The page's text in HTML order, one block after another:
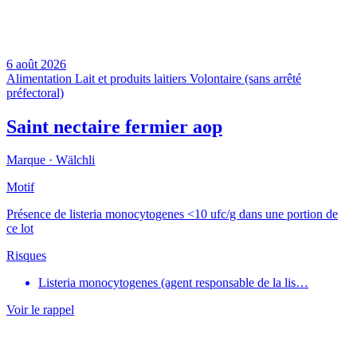
6 août 2026
Alimentation Lait et produits laitiers Volontaire (sans arrêté
préfectoral)
Saint nectaire fermier aop
Marque · Wälchli
Motif
Présence de listeria monocytogenes <10 ufc/g dans une portion de
ce lot
Risques
Listeria monocytogenes (agent responsable de la lis…
Voir le rappel